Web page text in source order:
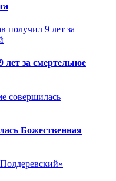
лет за смертельное
Божественная